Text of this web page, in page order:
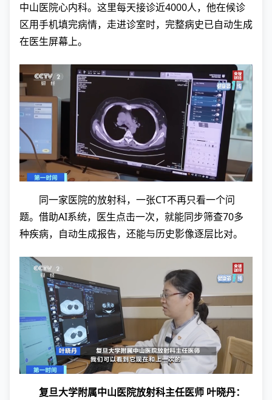
中山医院心内科。这里每天接诊近4000人，他在候诊
区用手机填完病情，走进诊室时，完整病史已自动生成
在医生屏幕上。
同一家医院的放射科，一张CT不再只看一个问
题。借助AI系统，医生点击一次，就能同步筛查70多
种疾病，自动生成报告，还能与历史影像逐层比对。
复旦大学附属中山医院放射科主任医师 叶晓丹：